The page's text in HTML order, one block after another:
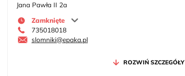
Jana Pawła II 2a
Zamknięte
735018018
slomniki@epaka.pl
ROZWIŃ SZCZEGÓŁY